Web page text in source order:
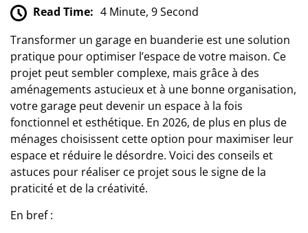
Read Time: 4 Minute, 9 Second
Transformer un garage en buanderie est une solution
pratique pour optimiser l’espace de votre maison. Ce
projet peut sembler complexe, mais grâce à des
aménagements astucieux et à une bonne organisation,
votre garage peut devenir un espace à la fois
fonctionnel et esthétique. En 2026, de plus en plus de
ménages choisissent cette option pour maximiser leur
espace et réduire le désordre. Voici des conseils et
astuces pour réaliser ce projet sous le signe de la
praticité et de la créativité.
En bref :